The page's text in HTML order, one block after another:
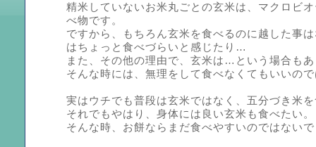
精米していないお米丸ごとの玄米は、マクロビ
べ物です。
ですから、もちろん玄米を食べるのに越した事
はちょっと食べづらいと感じたり…
また、その他の理由で、玄米は…という場合も
そんな時には、無理をして食べなくてもいいの
実はウチでも普段は玄米ではなく、五分づき米
それでもやはり、身体には良い玄米も食べたい。
そんな時、お餅ならまだ食べやすいのではない